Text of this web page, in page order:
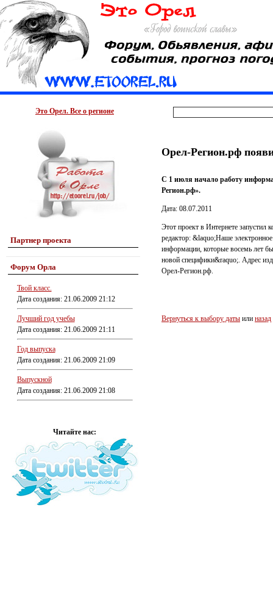
Это Орел. Все о регионе
Партнер проекта
Форум Орла
Твой класс.
Дата создания: 21.06.2009 21:12
Лучший год учебы
Дата создания: 21.06.2009 21:11
Год выпуска
Дата создания: 21.06.2009 21:09
Выпускной
Дата создания: 21.06.2009 21:08
Читайте нас:
Орел-Регион.рф
С 1 июля начало работу
Регион.рф».
Дата: 08.07.2011
Этот проект в Интернете запустил
редактор: &laquo;Наше
информации, которые восемь лет
новой специфики&raquo;. Адрес
Орел-Регион.рф.
Вернуться к выбору даты или назад